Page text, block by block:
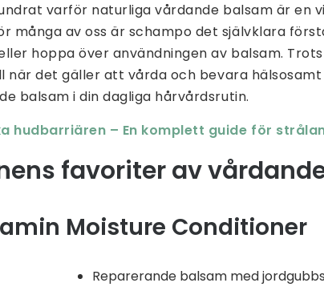
varför naturliga vårdande balsam är en
många av oss är schampo det självklara
hoppa över användningen av balsam.
när det gäller att vårda och bevara hälsosamt
balsam i din dagliga hårvårdsrutin.
hudbarriären – En komplett guide för
favoriter av
Moisture Conditioner
Reparerande balsam med